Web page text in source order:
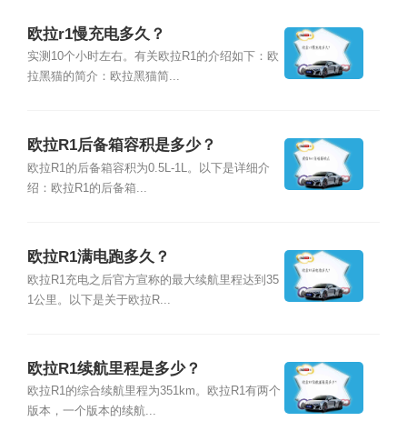
欧拉r1慢充电多久？
实测10个小时左右。有关欧拉R1的介绍如下：欧
拉黑猫的简介：欧拉黑猫简...
欧拉R1后备箱容积是多少？
欧拉R1的后备箱容积为0.5L-1L。以下是详细介
绍：欧拉R1的后备箱...
欧拉R1满电跑多久？
欧拉R1充电之后官方宣称的最大续航里程达到35
1公里。以下是关于欧拉R...
欧拉R1续航里程是多少？
欧拉R1的综合续航里程为351km。欧拉R1有两个
版本，一个版本的续航...